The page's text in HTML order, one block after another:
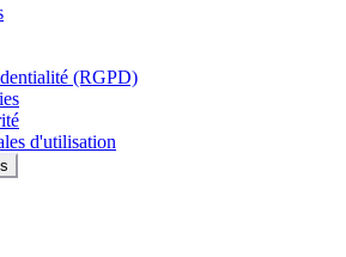
(RGPD)
d'utilisation